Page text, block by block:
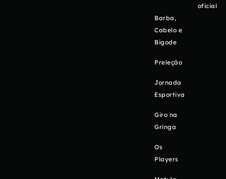
Barba,
Cabelo e
Bigode
Preleção
Jornada
Esportiva
Giro na
Gringa
Os
Players
oficial